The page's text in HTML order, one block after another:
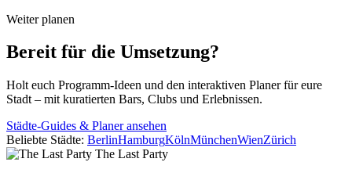
Weiter planen
Bereit für die Umsetzung?
Holt euch Programm-Ideen und den interaktiven Planer für eure
Stadt – mit kuratierten Bars, Clubs und Erlebnissen.
Städte-Guides & Planer ansehen
Beliebte Städte: BerlinHamburgKölnMünchenWienZürich
The Last Party